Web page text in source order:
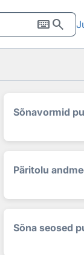
keyboardsearch
Sõnavormid
Päritolu
Sõna seosed